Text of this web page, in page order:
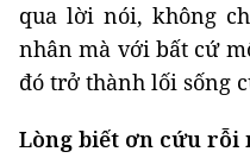
qua lời nói, không
nhân mà với bất cứ
đó trở thành lối sống
Lòng biết ơn cứu rỗi